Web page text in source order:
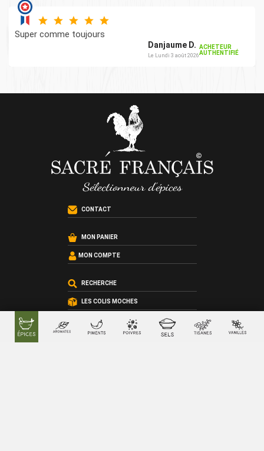
Super comme toujours
Danjaume D.
Le Lundi 3 août 2026
ACHETEUR
AUTHENTIFIÉ
CONTACT
MON PANIER
MON COMPTE
RECHERCHE
LES COLIS MOCHES
LES RECETTES